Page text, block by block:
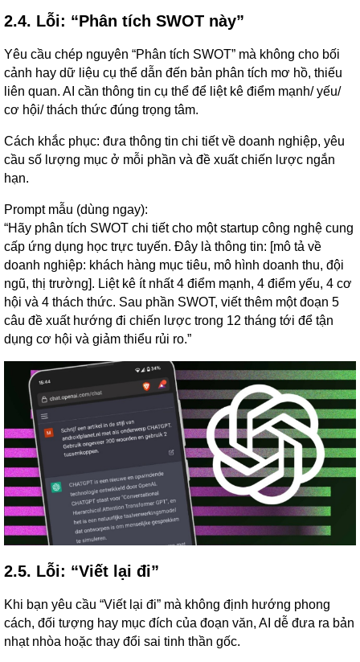
2.4. Lỗi: “Phân tích SWOT này”
Yêu cầu chép nguyên “Phân tích SWOT” mà không cho bối
cảnh hay dữ liệu cụ thể dẫn đến bản phân tích mơ hồ, thiếu
liên quan. AI cần thông tin cụ thể để liệt kê điểm mạnh/ yếu/
cơ hội/ thách thức đúng trọng tâm.
Cách khắc phục: đưa thông tin chi tiết về doanh nghiệp, yêu
cầu số lượng mục ở mỗi phần và đề xuất chiến lược ngắn
hạn.
Prompt mẫu (dùng ngay):
“Hãy phân tích SWOT chi tiết cho một startup công nghệ cung
cấp ứng dụng học trực tuyến. Đây là thông tin: [mô tả về
doanh nghiệp: khách hàng mục tiêu, mô hình doanh thu, đội
ngũ, thị trường]. Liệt kê ít nhất 4 điểm mạnh, 4 điểm yếu, 4 cơ
hội và 4 thách thức. Sau phần SWOT, viết thêm một đoạn 5
câu đề xuất hướng đi chiến lược trong 12 tháng tới để tận
dụng cơ hội và giảm thiểu rủi ro.”
2.5. Lỗi: “Viết lại đi”
Khi bạn yêu cầu “Viết lại đi” mà không định hướng phong
cách, đối tượng hay mục đích của đoạn văn, AI dễ đưa ra bản
nhạt nhòa hoặc thay đổi sai tinh thần gốc.